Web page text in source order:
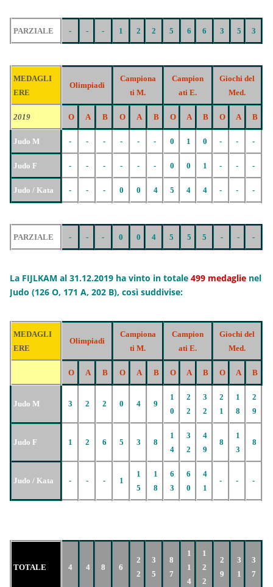
PARZIALE - - - 1 2 2 5 6 6 3 5 3
MEDAGLI
ERE
Olimpiadi
Campiona
ti M.
Campion
ati E.
Giochi del
Med.
2019 O A B O A B O A B O A B
Judo M - - - - - - 0 1 0 - - -
Judo F - - - - - - 0 0 1 - - -
Judo / Kata - - - 0 0 4 5 4 4 - - -
PARZIALE - - - 0 0 4 5 5 5 - - -
La FIJLKAM al 31.12.2019 ha vinto in totale499 medaglie nel
Judo (126 O, 171 A, 202 B), così suddivise:
MEDAGLI
ERE
Olimpiadi
Campiona
ti M.
Campion
ati E.
Giochi del
Med.
O A B O A B O A B O A B
Judo M 3 2 2 0 4 9
1
0
2
2
3
2
2
1
1
8
2
9
Judo F 1 2 6 5 3 8
1
4
3
2
4
9
8
1
3
8
Judo / Kata - - - 1
1
5
1
8
6
3
6
0
4
1
- - -
TOTALE 4 4 8 6
2
2
3
5
8
7
1
1
4
1
2
2
2
9
3
1
3
7